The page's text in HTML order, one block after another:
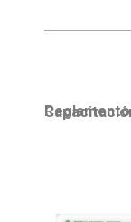
Reglamento de las actividades de